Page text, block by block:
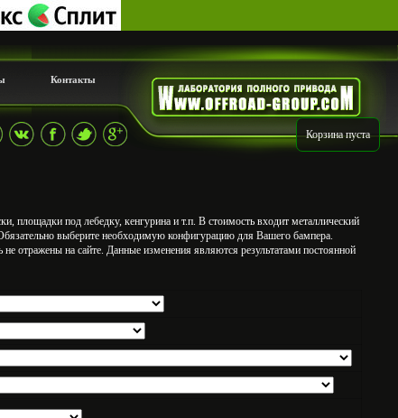
Контакты
площадки под лебедку, кенгурина и т.п. В стоимость входит металлический
выберите необходимую конфигурацию для Вашего бампера.
отражены на сайте. Данные изменения являются результатами постоянной
Корзина пуста